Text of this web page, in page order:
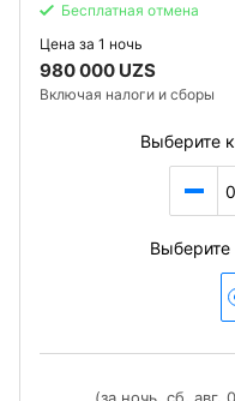
Бесплатная отмена
Цена за 1 ночь
980 000 UZS
Включая налоги и сборы
Выберите
0
Выберите